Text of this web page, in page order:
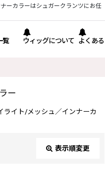
ーカラーはシュガークランツにお任
覧 ウィッグについて よくあ
ー
イト/メッシュ／インナーカ
表示順変更